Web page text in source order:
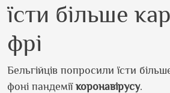
їсти більше
фрі
Бельгійців попросили їсти
фоні пандемії коронавірусу.